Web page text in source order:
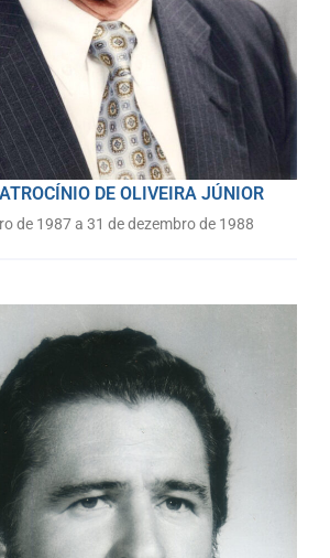
DE OLIVEIRA JÚNIOR
de 1987 a 31 de dezembro de 1988